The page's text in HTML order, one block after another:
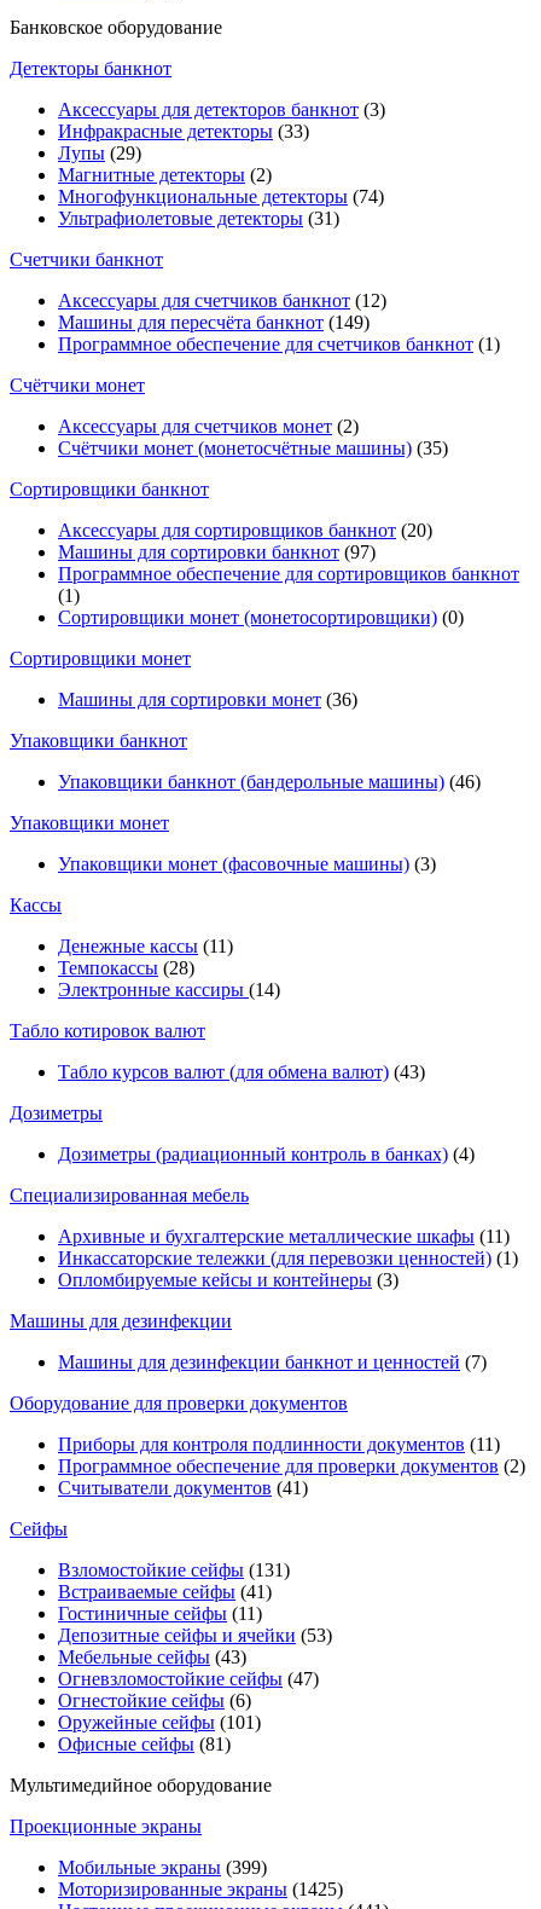
Банковское оборудование
Детекторы банкнот
Аксессуары для детекторов банкнот (3)
Инфракрасные детекторы (33)
Лупы (29)
Магнитные детекторы (2)
Многофункциональные детекторы (74)
Ультрафиолетовые детекторы (31)
Счетчики банкнот
Аксессуары для счетчиков банкнот (12)
Машины для пересчёта банкнот (149)
Программное обеспечение для счетчиков банкнот (1)
Счётчики монет
Аксессуары для счетчиков монет (2)
Счётчики монет (монетосчётные машины) (35)
Cортировщики банкнот
Аксессуары для сортировщиков банкнот (20)
Машины для сортировки банкнот (97)
Программное обеспечение для сортировщиков банкнот
(1)
Сортировщики монет (монетосортировщики) (0)
Сортировщики монет
Машины для сортировки монет (36)
Упаковщики банкнот
Упаковщики банкнот (бандерольные машины) (46)
Упаковщики монет
Упаковщики монет (фасовочные машины) (3)
Кассы
Денежные кассы (11)
Темпокассы (28)
Электронные кассиры (14)
Табло котировок валют
Табло курсов валют (для обмена валют) (43)
Дозиметры
Дозиметры (радиационный контроль в банках) (4)
Специализированная мебель
Архивные и бухгалтерские металлические шкафы (11)
Инкассаторские тележки (для перевозки ценностей) (1)
Опломбируемые кейсы и контейнеры (3)
Машины для дезинфекции
Машины для дезинфекции банкнот и ценностей (7)
Оборудование для проверки документов
Приборы для контроля подлинности документов (11)
Программное обеспечение для проверки документов (2)
Считыватели документов (41)
Сейфы
Взломостойкие сейфы (131)
Встраиваемые сейфы (41)
Гостиничные сейфы (11)
Депозитные сейфы и ячейки (53)
Мебельные сейфы (43)
Огневзломостойкие сейфы (47)
Огнестойкие сейфы (6)
Оружейные сейфы (101)
Офисные сейфы (81)
Мультимедийное оборудование
Проекционные экраны
Мобильные экраны (399)
Моторизированные экраны (1425)